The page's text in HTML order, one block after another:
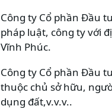
Công ty Cổ phần Đầu
pháp luật, công ty với
Vĩnh Phúc.
Công ty Cổ phần Đầu
thuộc chủ sở hữu,
dụng đất,v.v.v..